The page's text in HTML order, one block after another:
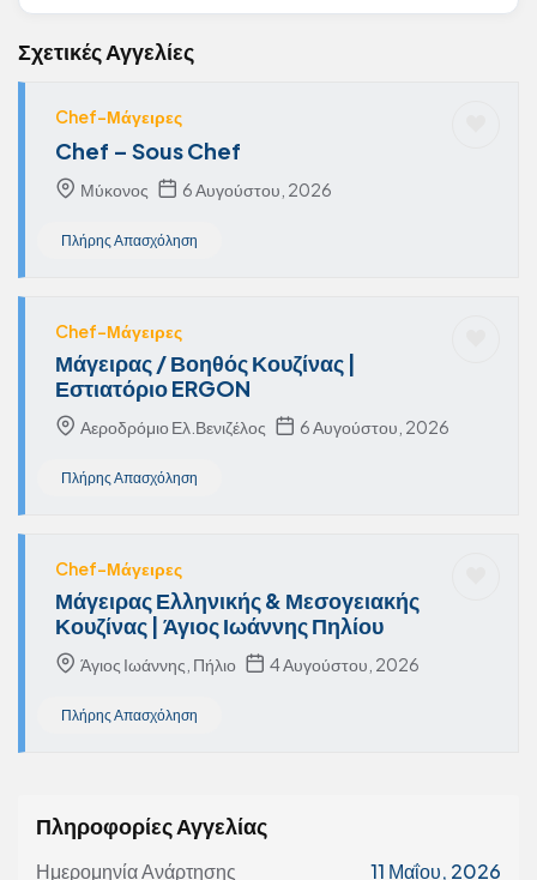
Σχετικές Αγγελίες
Chef-Μάγειρες
Chef – Sous Chef
Μύκονος 6 Αυγούστου, 2026
Πλήρης Απασχόληση
Chef-Μάγειρες
Μάγειρας / Βοηθός Κουζίνας |
Εστιατόριο ERGON
Αεροδρόμιο Ελ.Βενιζέλος 6 Αυγούστου, 2026
Πλήρης Απασχόληση
Chef-Μάγειρες
Μάγειρας Ελληνικής & Μεσογειακής
Κουζίνας | Άγιος Ιωάννης Πηλίου
Άγιος Ιωάννης, Πήλιο 4 Αυγούστου, 2026
Πλήρης Απασχόληση
Πληροφορίες Αγγελίας
Ημερομηνία Ανάρτησης 11 Μαΐου, 2026